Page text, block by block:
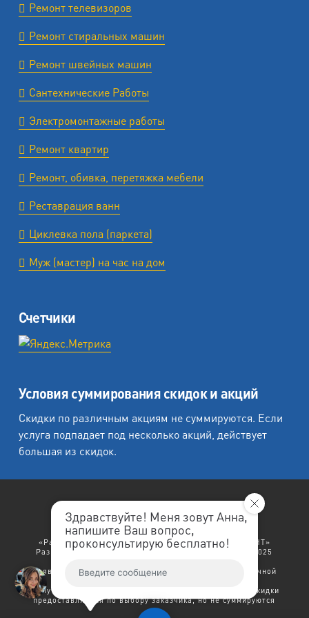
Здравствуйте! Меня зовут Анна,
напишите Ваш вопрос,
проконсультирую бесплатно!
Ремонт телевизоров
Ремонт стиральных машин
Ремонт швейных машин
Сантехнические Работы
Электромонтажные работы
Ремонт квартир
Ремонт, обивка, перетяжка мебели
Реставрация ванн
Циклевка пола (паркета)
Муж (мастер) на час на дом
Счетчики
Условия суммирования скидок и акций
Скидки по различным акциям не суммируются. Если
услуга подпадает под несколько акций, действует
большая из скидок.
«Любеция - студия печати на холсте».
«Рафаэль студия печати», «Ленремонт», «ЛЕНРЕМОНТ»
Разработка сайта: "
ЛенРеклама
". Copyright © 1998-2025
Заявленный выше текст не является договором публичной
оферты.
В случае возникновения права на несколько скидок - скидки
предоставляются по выбору заказчика, но не суммируются